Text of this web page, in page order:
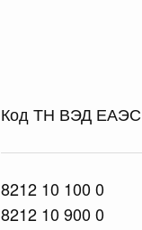
Код ТН ВЭД ЕАЭС
8212 10 100 0
8212 10 900 0